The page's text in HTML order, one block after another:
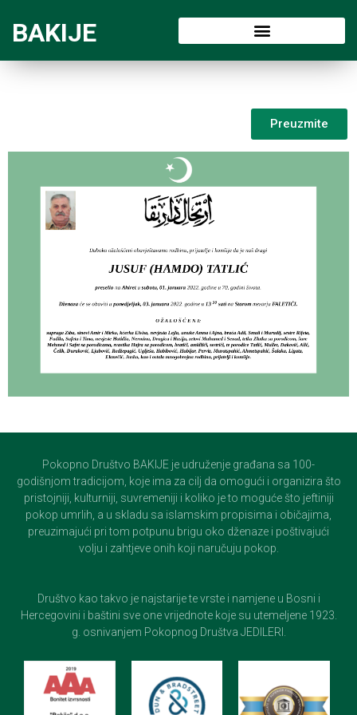
BAKIJE
Preuzmite
Pokopno Društvo BAKIJE je udruženje građana sa 100-
godišnjom tradicijom, koje ima za cilj da omogući i organizira što
pristojniji, kulturniji, suvremeniji i koliko je to moguće što jeftiniji
pokop umrlih, a u skladu sa islamskim propisima i običajima,
preuzimajući pri tom potpunu brigu oko dženaze i poštivajući
volju i zahtjeve onih koji naručuju pokop.
Društvo kao takvo je najstarije te vrste i namjene u Bosni i
Hercegovini i baštini sve one vrijednote koje su utemeljene 1923.
g. osnivanjem Pokopnog Društva JEDILERI.